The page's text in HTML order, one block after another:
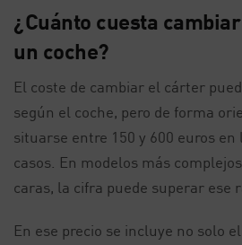
¿Cuánto cuesta
un coche?
El coste de cambiar el cárter
según el coche, pero de forma
situarse entre 150 y 600 euros
casos. En modelos más
caras, la cifra puede superar ese
En ese precio se incluye no solo